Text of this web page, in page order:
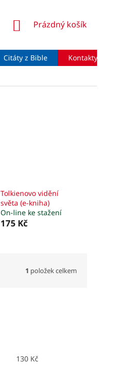
NÁKUPNÍ
Prázdný košík
Citáty z Bible Kontakty
Tolkienovo vidění
světa (e-kniha)
On-line ke stažení
175 Kč
1 položek celkem
130Kč